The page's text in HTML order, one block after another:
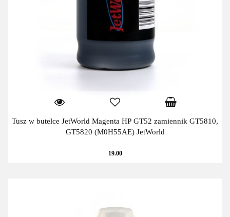
Tusz w butelce JetWorld Magenta HP GT52 zamiennik GT5810,
GT5820 (M0H55AE) JetWorld
19.00